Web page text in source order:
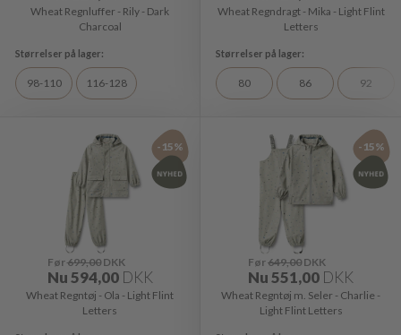
Wheat Regnluffer - Rily - Dark
Charcoal
98-110 116-128
Wheat Regndragt - Mika - Light Flint
Letters
80 86 92
-15%
Før699,00DKK
Nu594,00 DKK
Wheat Regntøj - Ola - Light Flint
Letters
-15%
Før649,00 DKK
Nu551,00 DKK
Wheat Regntøj m. Seler - Charlie -
Light Flint Letters